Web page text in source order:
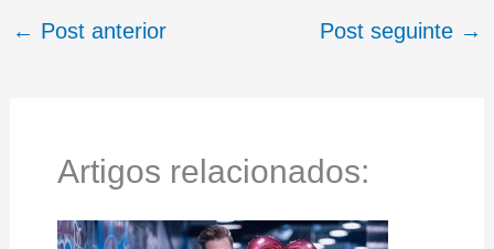
← Post anterior Post seguinte →
Artigos relacionados: